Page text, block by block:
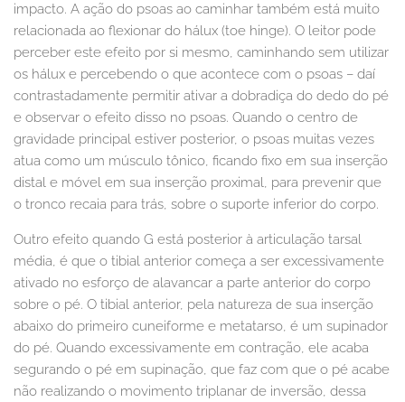
impacto. A ação do psoas ao caminhar também está muito
relacionada ao flexionar do hálux (toe hinge). O leitor pode
perceber este efeito por si mesmo, caminhando sem utilizar
os hálux e percebendo o que acontece com o psoas – daí
contrastadamente permitir ativar a dobradiça do dedo do pé
e observar o efeito disso no psoas. Quando o centro de
gravidade principal estiver posterior, o psoas muitas vezes
atua como um músculo tônico, ficando fixo em sua inserção
distal e móvel em sua inserção proximal, para prevenir que
o tronco recaia para trás, sobre o suporte inferior do corpo.
Outro efeito quando G está posterior à articulação tarsal
média, é que o tibial anterior começa a ser excessivamente
ativado no esforço de alavancar a parte anterior do corpo
sobre o pé. O tibial anterior, pela natureza de sua inserção
abaixo do primeiro cuneiforme e metatarso, é um supinador
do pé. Quando excessivamente em contração, ele acaba
segurando o pé em supinação, que faz com que o pé acabe
não realizando o movimento triplanar de inversão, dessa